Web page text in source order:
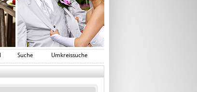
Suche Umkreissuche